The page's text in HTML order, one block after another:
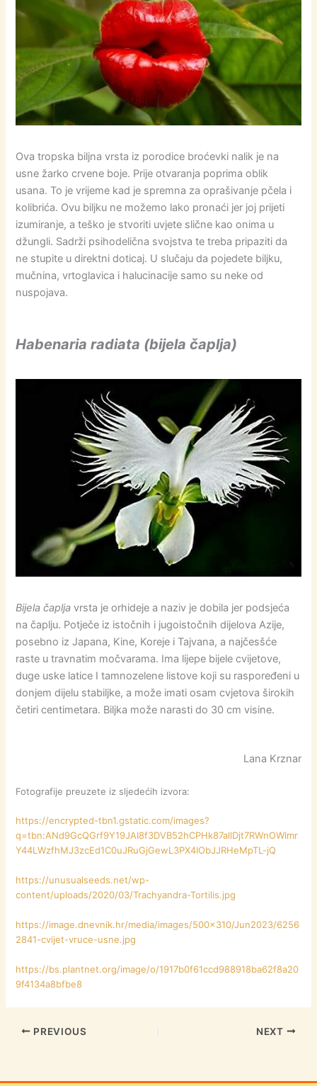
Ova tropska biljna vrsta iz porodice broćevki nalik je na
usne žarko crvene boje. Prije otvaranja poprima oblik
usana. To je vrijeme kad je spremna za oprašivanje pčela i
kolibrića. Ovu biljku ne možemo lako pronaći jer joj prijeti
izumiranje, a teško je stvoriti uvjete slične kao onima u
džungli. Sadrži psihodelična svojstva te treba pripaziti da
ne stupite u direktni doticaj. U slučaju da pojedete biljku,
mučnina, vrtoglavica i halucinacije samo su neke od
nuspojava.
Habenaria radiata (bijela čaplja)
Bijela čaplja vrsta je orhideje a naziv je dobila jer podsjeća
na čaplju. Potječe iz istočnih i jugoistočnih dijelova Azije,
posebno iz Japana, Kine, Koreje i Tajvana, a najčesšće
raste u travnatim močvarama. Ima lijepe bijele cvijetove,
duge uske latice I tamnozelene listove koji su raspoređeni u
donjem dijelu stabiljke, a može imati osam cvjetova širokih
četiri centimetara. Biljka može narasti do 30 cm visine.
Lana Krznar
Fotografije preuzete iz sljedećih izvora:
https://encrypted-tbn1.gstatic.com/images?
q=tbn:ANd9GcQGrf9Y19JAI8f3DVB52hCPHk87allDjt7RWnOWImr
Y44LWzfhMJ3zcEd1C0uJRuGjGewL3PX4IObJJRHeMpTL-jQ
https://unusualseeds.net/wp-
content/uploads/2020/03/Trachyandra-Tortilis.jpg
https://image.dnevnik.hr/media/images/500×310/Jun2023/6256
2841-cvijet-vruce-usne.jpg
https://bs.plantnet.org/image/o/1917b0f61ccd988918ba62f8a20
9f4134a8bfbe8
PREVIOUS NEXT